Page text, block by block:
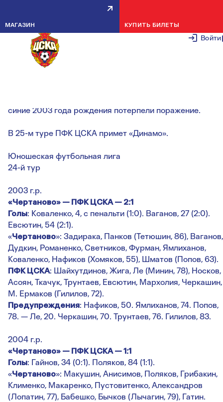
Войти
МАГАЗИН КУПИТЬ БИЛЕТЫ
АРМЕЙЦЫ СЫГРАЛИ ПРОТИВ
ЧЕРТАНОВО В ЮФЛ
синие 2003 года рождения потерпели поражение.
В 25-м туре ПФК ЦСКА примет «Динамо».
Юношеская футбольная лига
24-й тур
2003 г.р.
«Чертаново» — ПФК ЦСКА — 2:1
Голы: Коваленко, 4, с пенальти (1:0). Ваганов, 27 (2:0).
Евсютин, 54 (2:1).
«Чертаново»: Задирака, Панков (Тетюшин, 86), Ваганов,
Дудкин, Романенко, Светников, Фурман, Ямлиханов,
Коваленко, Нафиков (Хомяков, 55), Шматов (Попов, 63).
ПФК ЦСКА: Шайхутдинов, Жига, Ле (Минин, 78), Носков,
Асоян, Ткачук, Трунтаев, Евсютин, Мархолия, Черкашин,
М. Ермаков (Гилилов, 72).
Предупреждения: Нафиков, 50. Ямлиханов, 74. Попов,
78. — Ле, 20. Черкашин, 70. Трунтаев, 76. Гилилов, 83.
2004 г.р.
«Чертаново» — ПФК ЦСКА — 1:1
Голы: Гайнов, 34 (0:1). Поляков, 84 (1:1).
«Чертаново»: Макушин, Анисимов, Поляков, Грибакин,
Клименко, Макаренко, Пустовитенко, Александров
(Лопатин, 77), Бабешко, Бычков (Лычагин, 79), Гатин.